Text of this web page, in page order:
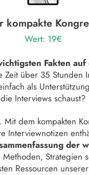
kompakte
Wert: 19€
Fakten
Zeit über 35 Stunden
als
die Interviews schaust?
Mit dem kompakten
Interviewnotizen
der
Methoden, Strategien
Ressourcen